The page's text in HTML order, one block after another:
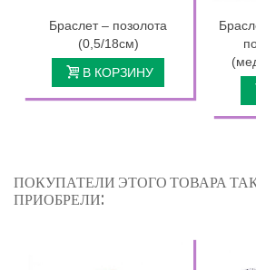
Браслет – позолота
(0,5/18см)
В КОРЗИНУ
ПОКУПАТЕЛИ ЭТОГО ТОВАРА
ПРИОБРЕЛИ: